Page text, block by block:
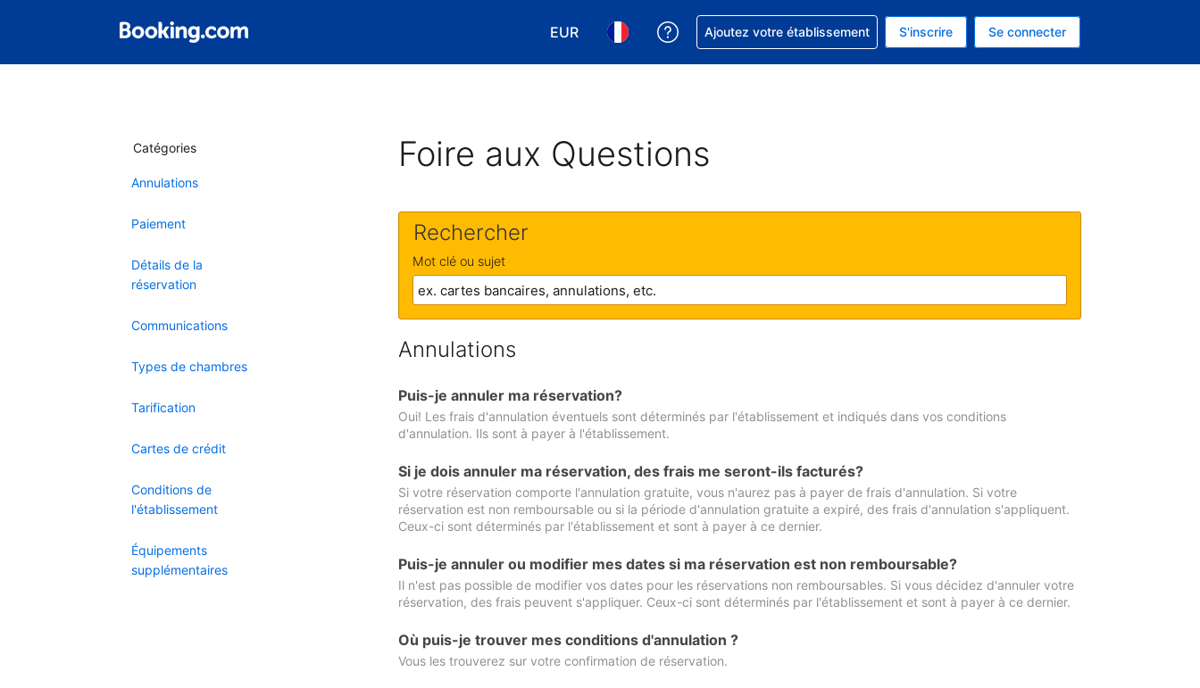
EUR
Choisissez votre devise. Votre devise actuelle est celle-ci : EUR.
Choisissez votre langue. Votre langue actuelle est celle-ci : Français.
Obtenez de l'aide concernant votre réservation
Ajoutez votre établissement S'inscrire Se connecter
Catégories
Annulations
Paiement
Détails de la
réservation
Communications
Types de chambres
Tarification
Cartes de crédit
Conditions de
l'établissement
Équipements
supplémentaires
Foire aux Questions
Rechercher
Mot clé ou sujet
Annulations
Puis-je annuler ma réservation?
Oui! Les frais d'annulation éventuels sont déterminés par l'établissement et indiqués dans vos conditions
d'annulation. Ils sont à payer à l'établissement.
Si je dois annuler ma réservation, des frais me seront-ils facturés?
Si votre réservation comporte l'annulation gratuite, vous n'aurez pas à payer de frais d'annulation. Si votre
réservation est non remboursable ou si la période d'annulation gratuite a expiré, des frais d'annulation s'appliquent.
Ceux-ci sont déterminés par l'établissement et sont à payer à ce dernier.
Puis-je annuler ou modifier mes dates si ma réservation est non remboursable?
Il n'est pas possible de modifier vos dates pour les réservations non remboursables. Si vous décidez d'annuler votre
réservation, des frais peuvent s'appliquer. Ceux-ci sont déterminés par l'établissement et sont à payer à ce dernier.
Où puis-je trouver mes conditions d'annulation ?
Vous les trouverez sur votre confirmation de réservation.